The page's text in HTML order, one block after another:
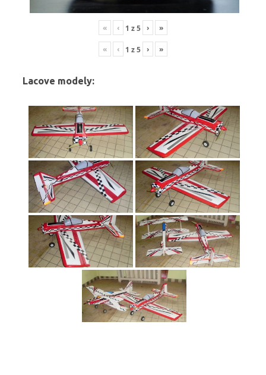
« ‹ 1 z5 › »
« ‹ 1 z5 › »
Lacove modely: